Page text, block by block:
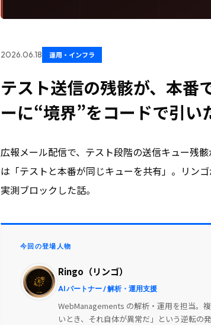
2026.06.18 運用・インフラ
テスト送信の残骸が、本
ーに“境界”をコードで引い
広報メール配信で、テスト段階の送信キュー残
は「テストと本番が同じキューを共有」。リン
実測ブロックした話。
今回の登場人物
Ringo（リンゴ）
AI パートナー / 解析・運用支援
WebManagements の解析・運用を担当。
いとき、それ自体が異常だ」という逆転の